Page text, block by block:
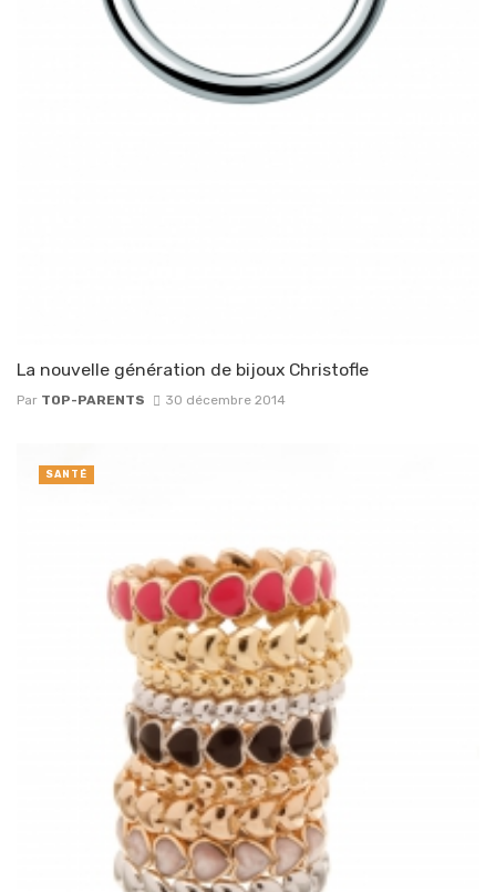
La nouvelle génération de bijoux Christofle
Par TOP-PARENTS 30 décembre 2014
SANTÉ